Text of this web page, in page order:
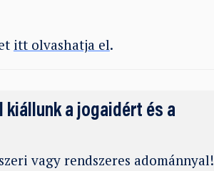
itt olvashatja el.
a jogaidért és a
vagy rendszeres adománnyal!